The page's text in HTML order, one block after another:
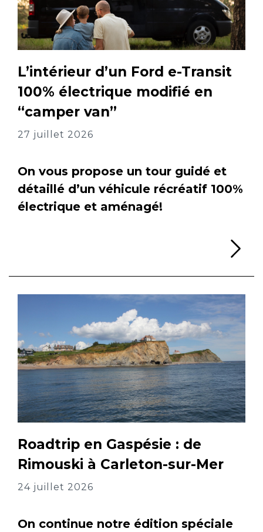
L’intérieur d’un Ford e-Transit
100% électrique modifié en
“camper van”
27 juillet 2026
On vous propose un tour guidé et
détaillé d’un véhicule récréatif 100%
électrique et aménagé!
Roadtrip en Gaspésie : de
Rimouski à Carleton-sur-Mer
24 juillet 2026
On continue notre édition spéciale